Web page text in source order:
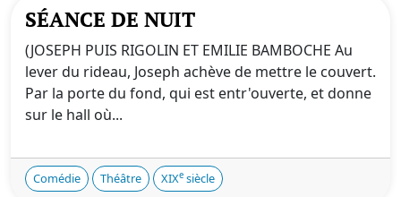
SÉANCE DE NUIT
(JOSEPH PUIS RIGOLIN ET EMILIE BAMBOCHE Au
lever du rideau, Joseph achève de mettre le couvert.
Par la porte du fond, qui est entr'ouverte, et donne
sur le hall où...
Comédie Théâtre XIXe siècle